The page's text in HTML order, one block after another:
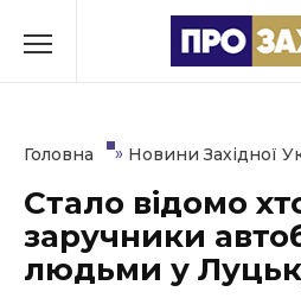
до
Культура
Освіта
Головна » Новини Західної
Стало відомо
заручники
людьми у